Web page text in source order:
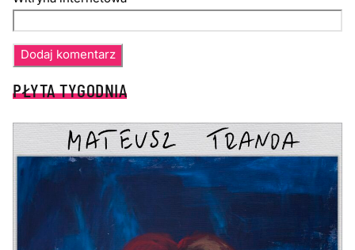
PŁYTA TYGODNIA